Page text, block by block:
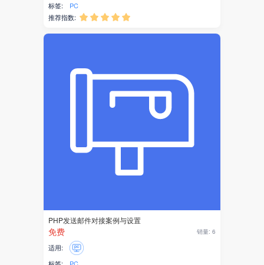
身份证识别
AI助手
代理记账
电商
供应链
标签:
PC
推荐指数:     
PHP发送邮件对接案例与设置
免费 销量: 6
适用:
标签:
PC